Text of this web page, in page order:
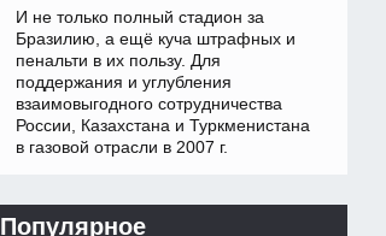
И не только полный стадион за
Бразилию, а ещё куча штрафных и
пенальти в их пользу. Для
поддержания и углубления
взаимовыгодного сотрудничества
России, Казахстана и Туркменистана
в газовой отрасли в 2007 г.
Популярное